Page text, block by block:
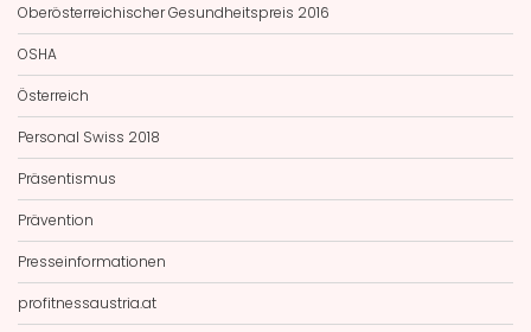
Oberösterreichischer Gesundheitspreis 2016
OSHA
Österreich
Personal Swiss 2018
Präsentismus
Prävention
Presseinformationen
profitnessaustria.at